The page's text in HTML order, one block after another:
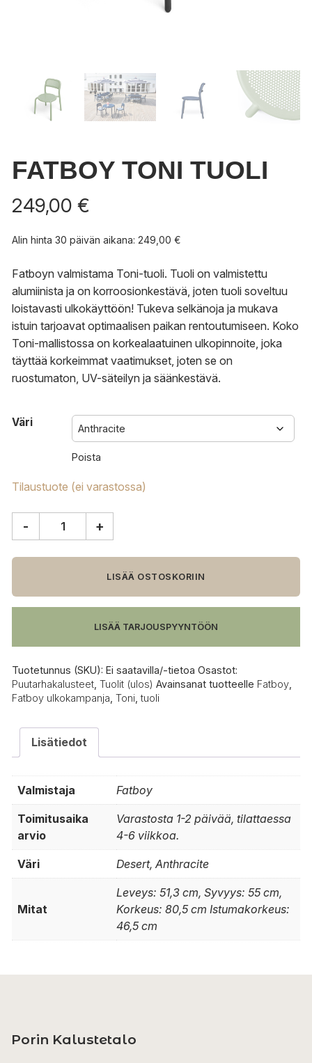
FATBOY TONI TUOLI
249,00 €
Alin hinta 30 päivän aikana: 249,00 €
Fatboyn valmistama Toni-tuoli. Tuoli on valmistettu
alumiinista ja on korroosionkestävä, joten tuoli soveltuu
loistavasti ulkokäyttöön! Tukeva selkänoja ja mukava
istuin tarjoavat optimaalisen paikan rentoutumiseen. Koko
Toni-mallistossa on korkealaatuinen ulkopinnoite, joka
täyttää korkeimmat vaatimukset, joten se on
ruostumaton, UV-säteilyn ja säänkestävä.
Väri
Poista
Tilaustuote (ei varastossa)
tuoli
- +
LISÄÄ OSTOSKORIIN
LISÄÄ TARJOUSPYYNTÖÖN
Tuotetunnus (SKU): Ei saatavilla/-tietoa Osastot:
Puutarhakalusteet Tuolit (ulos) Avainsanat tuotteelle Fatboy
Fatboy ulkokampanja Toni ,tuoli
Lisätiedot
Valmistaja Fatboy
Toimitusaika
arvio
Varastosta 1-2 päivää, tilattaessa
4-6 viikkoa.
Väri Desert, Anthracite
Mitat
Leveys: 51,3 cm, Syvyys: 55 cm,
Korkeus: 80,5 cm Istumakorkeus:
46,5 cm
Porin Kalustetalo